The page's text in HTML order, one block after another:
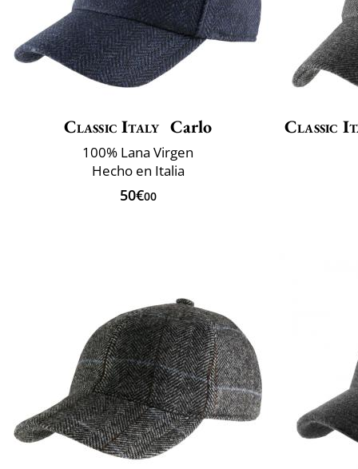
Classic Italy Carlo
100% Lana Virgen
Hecho en Italia
50€00
Classic